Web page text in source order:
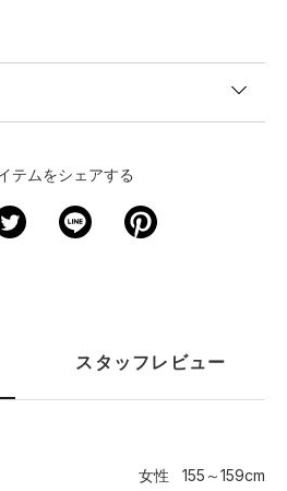
テムをシェアする
スタッフレビュー
女性 155～159cm